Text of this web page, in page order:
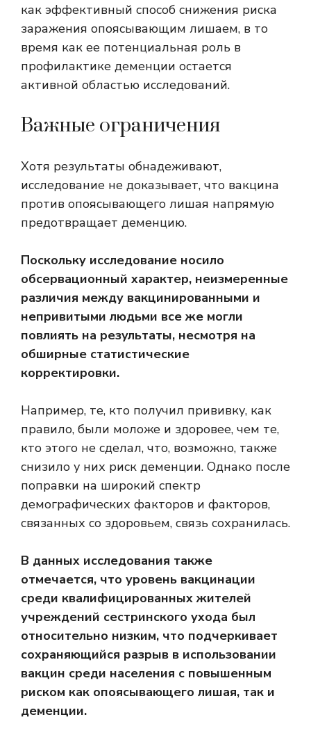
как эффективный способ снижения риска
заражения опоясывающим лишаем, в то
время как ее потенциальная роль в
профилактике деменции остается
активной областью исследований.
Важные ограничения
Хотя результаты обнадеживают,
исследование не доказывает, что вакцина
против опоясывающего лишая напрямую
предотвращает деменцию.
Поскольку исследование носило
обсервационный характер, неизмеренные
различия между вакцинированными и
непривитыми людьми все же могли
повлиять на результаты, несмотря на
обширные статистические
корректировки.
Например, те, кто получил прививку, как
правило, были моложе и здоровее, чем те,
кто этого не сделал, что, возможно, также
снизило у них риск деменции. Однако после
поправки на широкий спектр
демографических факторов и факторов,
связанных со здоровьем, связь сохранилась.
В данных исследования также
отмечается, что уровень вакцинации
среди квалифицированных жителей
учреждений сестринского ухода был
относительно низким, что подчеркивает
сохраняющийся разрыв в использовании
вакцин среди населения с повышенным
риском как опоясывающего лишая, так и
деменции.